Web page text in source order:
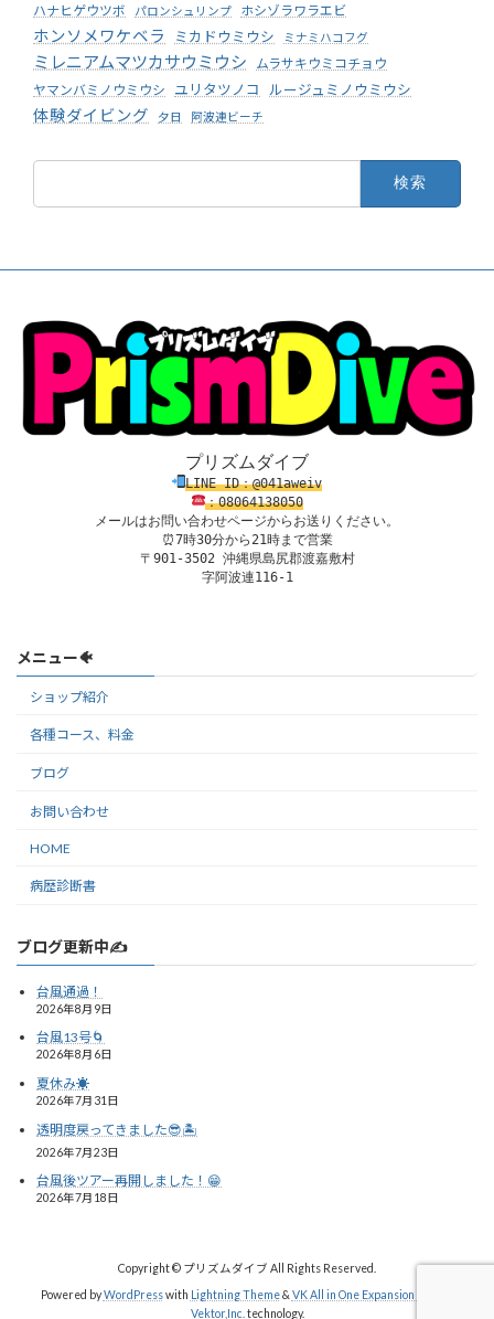
ハナヒゲウツボ パロンシュリンプ ホシゾラワラエビ
ホンソメワケベラ ミカドウミウシ ミナミハコフグ
ミレニアムマツカサウミウシ
ムラサキウミコチョウ
ヤマンバミノウミウシ
ユリタツノコ ルージュミノウミウシ
体験ダイビング 夕日 阿波連ビーチ
プリズムダイブ
LINE ID：@041aweiv
：08064138050
メールはお問い合わせページからお送りください。
⏰7時30分から21時まで営業
〒901-3502 沖縄県島尻郡渡嘉敷村
字阿波連116-1
メニュー🐠
ショップ紹介
各種コース、料金
ブログ
お問い合わせ
HOME
病歴診断書
ブログ更新中✍️
台風通過！
2026年8月9日
台風13号🌀
2026年8月6日
夏休み☀️
2026年7月31日
透明度戻ってきました😎🏝️
2026年7月23日
台風後ツアー再開しました！😁
2026年7月18日
Copyright © プリズムダイブ All Rights Reserved.
Powered byWordPresswith Lightning Theme& VK All in One Expansion Unit
Vektor,Inc. technology.